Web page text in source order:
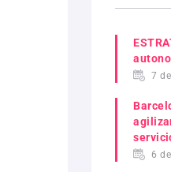
7
6